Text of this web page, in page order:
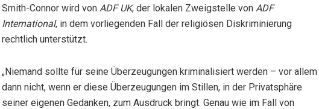
Smith-Connor wird von ADF UK, der lokalen Zweigstelle von ADF
International, in dem vorliegenden Fall der religiösen Diskriminierung
rechtlich unterstützt.
„Niemand sollte für seine Überzeugungen kriminalisiert werden – vor allem
dann nicht, wenn er diese Überzeugungen im Stillen, in der Privatsphäre
seiner eigenen Gedanken, zum Ausdruck bringt. Genau wie im Fall von